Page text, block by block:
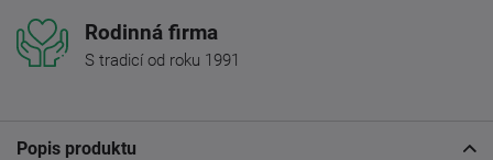
Rodinná firma
S tradicí od roku 1991
Popis produktu